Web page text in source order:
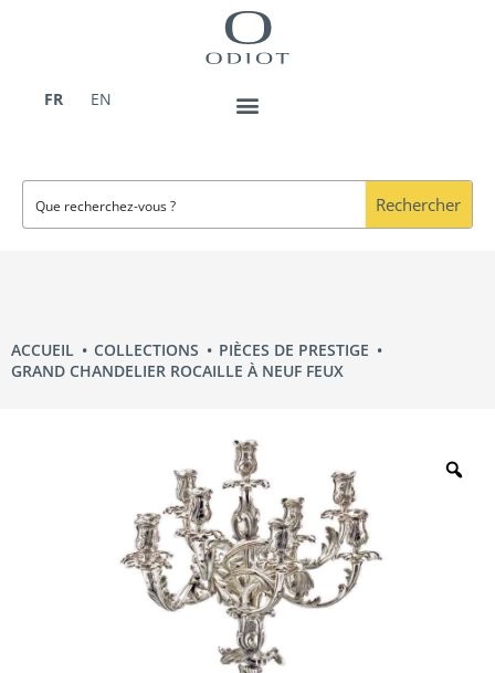
FR
EN
Rechercher
ACCUEIL COLLECTIONS
PIÈCES DE PRESTIGE
GRAND CHANDELIER ROCAILLE À NEUF FEUX